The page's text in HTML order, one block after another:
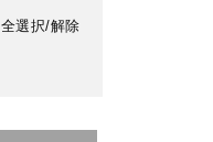
全選択/解除